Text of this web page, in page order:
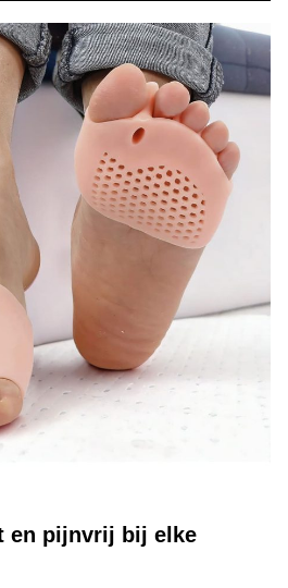
en pijnvrij bij elke